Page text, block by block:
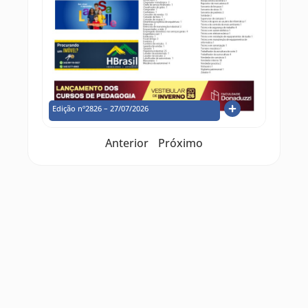
Edição nº2826 – 27/07/2026
Anterior Próximo